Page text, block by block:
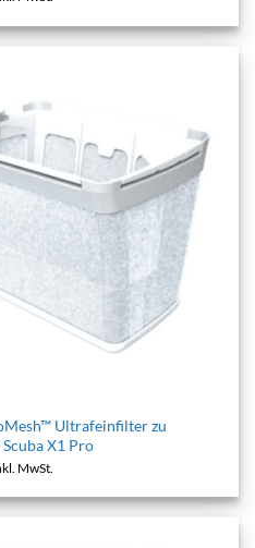
Ultrafeinfilter zu
X1 Pro
MwSt.